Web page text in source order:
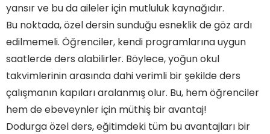
yansır ve bu da aileler için mutluluk kaynağıdır.
Bu noktada, özel dersin sunduğu esneklik de göz ardı
edilmemeli. Öğrenciler, kendi programlarına uygun
saatlerde ders alabilirler. Böylece, yoğun okul
takvimlerinin arasında dahi verimli bir şekilde ders
çalışmanın kapıları aralanmış olur. Bu, hem öğrenciler
hem de ebeveynler için müthiş bir avantaj!
Dodurga özel ders, eğitimdeki tüm bu avantajları bir